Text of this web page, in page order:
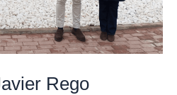
Rego